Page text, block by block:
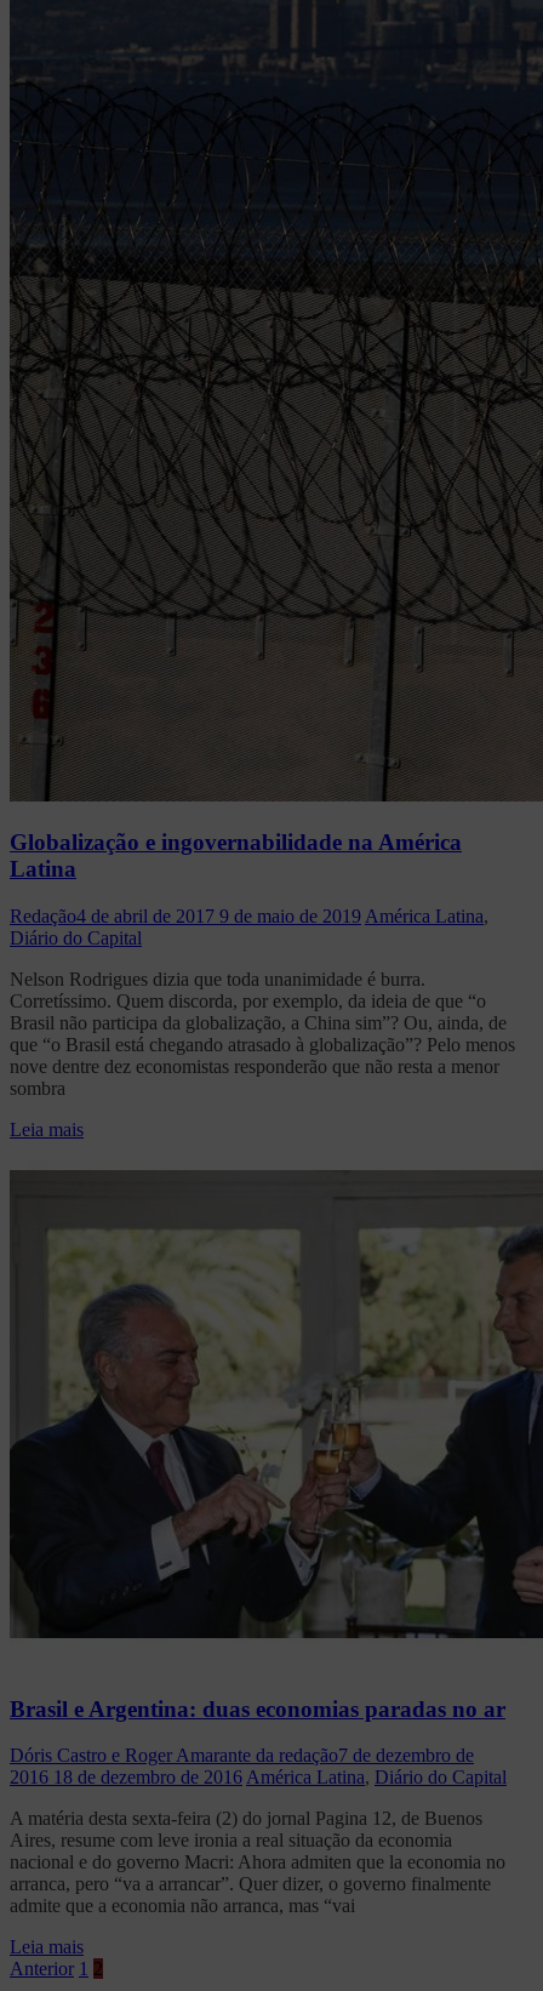
Globalização e ingovernabilidade na América
Latina
Redação4 de abril de 2017 9 de maio de 2019 América Latina,
Diário do Capital
Nelson Rodrigues dizia que toda unanimidade é burra.
Corretíssimo. Quem discorda, por exemplo, da ideia de que “o
Brasil não participa da globalização, a China sim”? Ou, ainda, de
que “o Brasil está chegando atrasado à globalização”? Pelo menos
nove dentre dez economistas responderão que não resta a menor
sombra
Leia mais
Brasil e Argentina: duas economias paradas no ar
Dóris Castro e Roger Amarante da redação7 de dezembro de
2016 18 de dezembro de 2016 América Latina, Diário do Capital
A matéria desta sexta-feira (2) do jornal Pagina 12, de Buenos
Aires, resume com leve ironia a real situação da economia
nacional e do governo Macri: Ahora admiten que la economia no
arranca, pero “va a arrancar”. Quer dizer, o governo finalmente
admite que a economia não arranca, mas “vai
Leia mais
Paginação
Anterior 1 2